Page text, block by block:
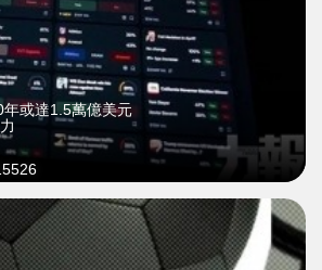
或達1.5萬億美元